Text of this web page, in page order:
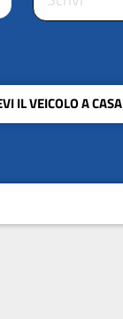
IL VEICOLO A CASA